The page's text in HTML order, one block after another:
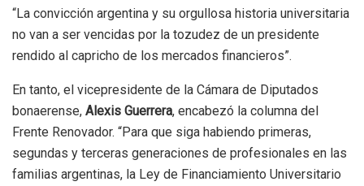
“La convicción argentina y su orgullosa historia universitaria
no van a ser vencidas por la tozudez de un presidente
rendido al capricho de los mercados financieros”.
En tanto, el vicepresidente de la Cámara de Diputados
bonaerense, Alexis Guerrera, encabezó la columna del
Frente Renovador. “Para que siga habiendo primeras,
segundas y terceras generaciones de profesionales en las
familias argentinas, la Ley de Financiamiento Universitario